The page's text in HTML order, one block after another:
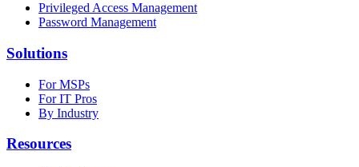
Privileged Access Management
Password Management
Solutions
For MSPs
For IT Pros
By Industry
Resources